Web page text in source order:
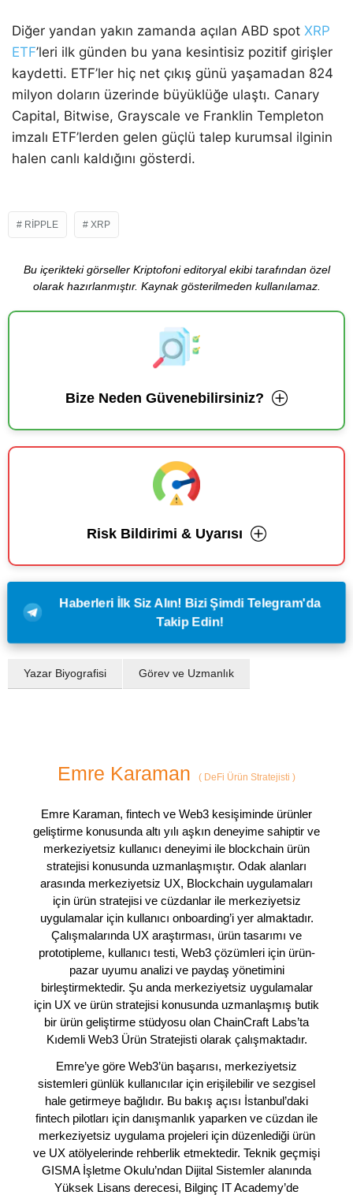
Diğer yandan yakın zamanda açılan ABD spot XRP
ETF’leri ilk günden bu yana kesintisiz pozitif girişler
kaydetti. ETF’ler hiç net çıkış günü yaşamadan 824
milyon doların üzerinde büyüklüğe ulaştı. Canary
Capital, Bitwise, Grayscale ve Franklin Templeton
imzalı ETF’lerden gelen güçlü talep kurumsal ilginin
halen canlı kaldığını gösterdi.
RIPPLE XRP
Bu içerikteki görseller Kriptofoni editoryal ekibi tarafından özel
olarak hazırlanmıştır. Kaynak gösterilmeden kullanılamaz.
Bize Neden Güvenebilirsiniz?
Risk Bildirimi & Uyarısı
Haberleri İlk Siz Alın! Bizi Şimdi Telegram'da
Takip Edin!
Yazar Biyografisi Görev ve Uzmanlık
Emre Karaman ( DeFi Ürün Stratejisti )
Emre Karaman, fintech ve Web3 kesişiminde ürünler
geliştirme konusunda altı yılı aşkın deneyime sahiptir ve
merkeziyetsiz kullanıcı deneyimi ile blockchain ürün
stratejisi konusunda uzmanlaşmıştır. Odak alanları
arasında merkeziyetsiz UX, Blockchain uygulamaları
için ürün stratejisi ve cüzdanlar ile merkeziyetsiz
uygulamalar için kullanıcı onboarding’i yer almaktadır.
Çalışmalarında UX araştırması, ürün tasarımı ve
prototipleme, kullanıcı testi, Web3 çözümleri için ürün-
pazar uyumu analizi ve paydaş yönetimini
birleştirmektedir. Şu anda merkeziyetsiz uygulamalar
için UX ve ürün stratejisi konusunda uzmanlaşmış butik
bir ürün geliştirme stüdyosu olan ChainCraft Labs’ta
Kıdemli Web3 Ürün Stratejisti olarak çalışmaktadır.
Emre’ye göre Web3’ün başarısı, merkeziyetsiz
sistemleri günlük kullanıcılar için erişilebilir ve sezgisel
hale getirmeye bağlıdır. Bu bakış açısı İstanbul’daki
fintech pilotları için danışmanlık yaparken ve cüzdan ile
merkeziyetsiz uygulama projeleri için düzenlediği ürün
ve UX atölyelerinde rehberlik etmektedir. Teknik geçmişi
GISMA İşletme Okulu’ndan Dijital Sistemler alanında
Yüksek Lisans derecesi, Bilginç IT Academy’de